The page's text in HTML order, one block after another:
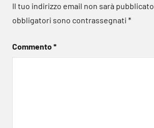
Il tuo indirizzo email non sarà pubblicato.
obbligatori sono contrassegnati *
Commento*